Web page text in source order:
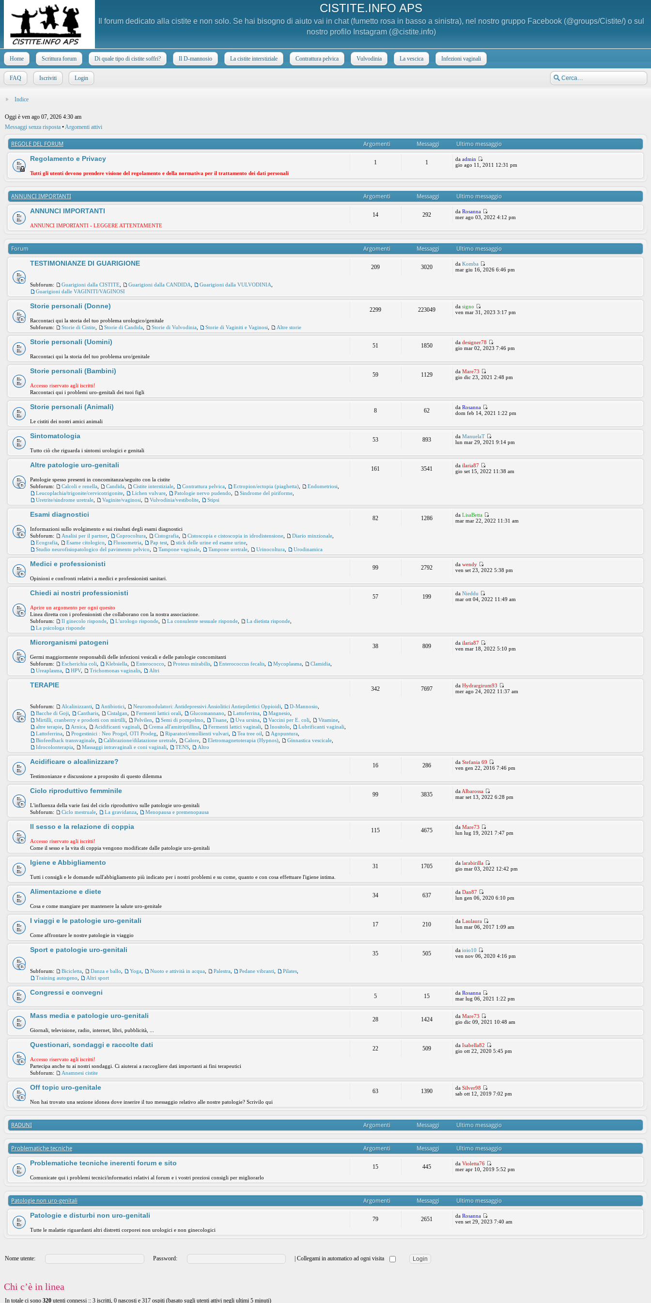
CISTITE.INFO APS
Il forum dedicato alla cistite e non solo. Se hai bisogno di aiuto vai in chat (fumetto rosa in basso a sinistra), nel nostro gruppo Facebook (@groups/Cistite/) o sul
nostro profilo Instagram (@cistite.info)
Home Scrittura forum Di quale tipo di cistite soffri? Il D-mannosio La cistite interstiziale Contrattura pelvica Vulvodinia La vescica Infezioni vaginali
FAQ Iscriviti Login
Indice
Oggi è ven ago 07, 2026 4:30 am
Messaggi senza risposta •Argomenti attivi
REGOLE DEL FORUM Argomenti Messaggi Ultimo messaggio
Regolamento e Privacy
Tutti gli utenti devono prendere visione del regolamento e della normativa per il trattamento dei dati personali
1 1 da admin
gio ago 11, 2011 12:31 pm
ANNUNCI IMPORTANTI Argomenti Messaggi Ultimo messaggio
ANNUNCI IMPORTANTI
ANNUNCI IMPORTANTI - LEGGERE ATTENTAMENTE
14 292 da Rosanna
mer ago 03, 2022 4:12 pm
Forum Argomenti Messaggi Ultimo messaggio
TESTIMONIANZE DI GUARIGIONE
Subforum: Guarigioni dalla CISTITE Guarigioni dalla CANDIDA Guarigioni dalla VULVODINIA
Guarigioni dalle VAGINITI/VAGINOSI
209 3020 da Komba
mar giu 16, 2026 6:46 pm
Storie personali (Donne)
Raccontaci qui la storia del tuo problema urologico/genitale
Subforum:
Storie di Cistite Storie di Candida Storie di Vulvodinia Storie di Vaginiti e Vaginosi Altre storie
2299 223049 da signo
ven mar 31, 2023 3:17 pm
Storie personali (Uomini)
Raccontaci qui la storia del tuo problema uro/genitale
51 1850 da designer78
gio mar 02, 2023 7:46 pm
Storie personali (Bambini)
Accesso riservato agli iscritti!
Raccontaci qui i problemi uro-genitali dei tuoi figli
59 1129 da Mare73
gio dic 23, 2021 2:48 pm
Storie personali (Animali)
Le cistiti dei nostri amici animali
8 62 da Rosanna
dom feb 14, 2021 1:22 pm
Sintomatologia
Tutto ciò che riguarda i sintomi urologici e genitali
53 893 da ManuelaT
lun mar 29, 2021 9:14 pm
Altre patologie uro-genitali
Patologie spesso presenti in concomitanza/seguito con la cistite
Subforum:
Calcoli e renella Candida Cistite interstiziale Contrattura pelvica Ectropion/ectopia (piaghetta) Endometriosi
Leucoplachia/trigonite/cervicotrigonite
Lichen vulvare Patologie nervo pudendo Sindrome del piriforme
Uretrite/sindrome uretrale
Vaginite/vaginosi Vulvodinia/vestibolite Stipsi
161 3541 da ilaria87
gio set 15, 2022 11:38 am
Esami diagnostici
Informazioni sullo svolgimento e sui risultati degli esami diagnostici
Subforum:
Analisi per il partner Coprocoltura Cistografia Cistoscopia e cistoscopia in idrodistensione Diario minzionale
Ecografia
Esame citologico Flussometria Pap test stick delle urine ed esame urine
Studio neurofisiopatologico del pavimento pelvico
Tampone vaginale Tampone uretrale Urinocoltura Urodinamica
82 1286 da LisaBetta
mar mar 22, 2022 11:31 am
Medici e professionisti
Opinioni e confronti relativi a medici e professionisti sanitari.
99 2792 da wendy
ven set 23, 2022 5:38 pm
Chiedi ai nostri professionisti
Aprire un argomento per ogni quesito
Linea diretta con i professionisti che collaborano con la nostra associazione.
Subforum:
Il ginecolo risponde L'urologo risponde La consulente sessuale risponde La dietista risponde
La psicologa risponde
57 199 da Nieddu
mar ott 04, 2022 11:49 am
Microrganismi patogeni
Germi maggiormente responsabili delle infezioni vesicali e delle patologie concomitanti
Subforum:
Escherichia coli Klebsiella Enterococco Proteus mirabilis Enterococcus fecalis Mycoplasma Clamidia
Ureaplasma
HPV, Trichomonas vaginalis Altri
38 809 da ilaria87
ven mar 18, 2022 5:10 pm
TERAPIE
Subforum: Alcalinizzanti Antibiotici Neuromodulatori: Antidepressivi Ansiolitici Antiepilettici Oppioidi D-Mannosio
Bacche di Goji
Cantharis Cistalgan Fermenti lattici orali Glucomannano Lattoferrina Magnesio
Mirtilli, cranberry e prodotti con mirtilli
Pelvilen Semi di pompelmo Tisane Uva ursina Vaccini per E. coli Vitamine
altre terapie
Arnica Acidificanti vaginali Crema all'amitriptillina Fermenti lattici vaginali Inositolo Lubrificanti vaginali
Lattoferrina
Progestinici : Neo Progel, OTI Prodeg Riparatori/emollienti vulvari Tea tree oil Agopuntura
Biofeedback transvaginale
Calibrazione/dilatazione uretrale Calore Eletromagnetoterapia (Hypnos) Ginnastica vescicale
Idrocolonterapia
Massaggi intravaginali e coni vaginali TENS Altro
342 7697 da Hydrargirum93
mer ago 24, 2022 11:37 am
Acidificare o alcalinizzare?
Testimonianze e discussione a proposito di questo dilemma
16 286 da Stefania 69
ven gen 22, 2016 7:46 pm
Ciclo riproduttivo femminile
L'influenza della varie fasi del ciclo riproduttivo sulle patologie uro-genitali
Subforum:
Ciclo mestruale La gravidanza Menopausa e premenopausa
99 3835 da Albarossa
mar set 13, 2022 6:28 pm
Il sesso e la relazione di coppia
Accesso riservato agli iscritti!
Come il sesso e la vita di coppia vengono modificate dalle patologie uro-genitali
115 4675 da Mare73
lun lug 19, 2021 7:47 pm
Igiene e Abbigliamento
Tutti i consigli e le domande sull'abbigliamento più indicato per i nostri problemi e su come, quanto e con cosa effettuare l'igiene intima.
31 1705 da larabirilla
gio mar 03, 2022 12:42 pm
Alimentazione e diete
Cosa e come mangiare per mantenere la salute uro-genitale
34 637 da Dan87
lun gen 06, 2020 6:10 pm
I viaggi e le patologie uro-genitali
Come affrontare le nostre patologie in viaggio
17 210 da Laulaura
lun mar 06, 2017 1:09 am
Sport e patologie uro-genitali
Subforum: Bicicletta Danza e ballo Yoga Nuoto e attività in acqua Palestra Pedane vibranti Pilates
Training autogeno
Altri sport
35 505 da ioio10
ven nov 06, 2020 4:16 pm
Congressi e convegni 5 15 da Rosanna
mar lug 06, 2021 1:22 pm
Mass media e patologie uro-genitali
Giornali, televisione, radio, internet, libri, pubblicità, ...
28 1424 da Mare73
gio dic 09, 2021 10:48 am
Questionari, sondaggi e raccolte dati
Accesso riservato agli iscritti!
Partecipa anche tu ai nostri sondaggi. Ci aiuterai a raccogliere dati importanti ai fini terapeutici
Subforum:
Anamnesi cistite
22 509 da Isabella82
gio ott 22, 2020 5:45 pm
Off topic uro-genitale
Non hai trovato una sezione idonea dove inserire il tuo messaggio relativo alle nostre patologie? Scrivilo qui
63 1390 da Silver98
sab ott 12, 2019 7:02 pm
RADUNI Argomenti Messaggi Ultimo messaggio
Problematiche tecniche Argomenti Messaggi Ultimo messaggio
Problematiche tecniche inerenti forum e sito
Comunicate qui i problemi tecnici/informatici relativi al forum e i vostri preziosi consigli per migliorarlo
15 445 da Violetta76
mer apr 10, 2019 5:52 pm
Patologie non uro-genitali Argomenti Messaggi Ultimo messaggio
Patologie e disturbi non uro-genitali
Tutte le malattie riguardanti altri distretti corporei non urologici e non ginecologici
79 2651 da Rosanna
ven set 29, 2023 7:40 am
Nome utente: Password: |Collegami in automatico ad ogni visita
Chi c’è in linea
In totale ci sono 320 utenti connessi :: 3 iscritti, 0 nascosti e 317 ospiti (basato sugli utenti attivi negli ultimi 5 minuti)